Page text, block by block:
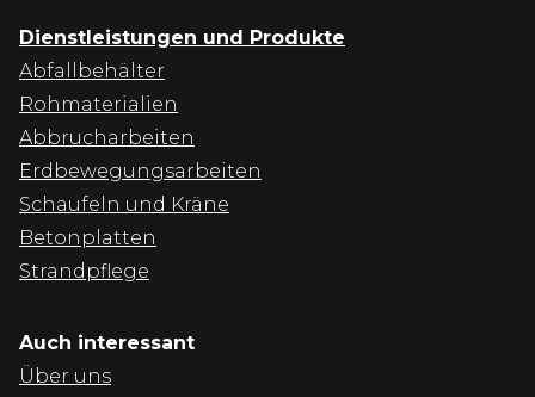
Dienstleistungen und Produkte
Abfallbehälter
Rohmaterialien
Abbrucharbeiten
Erdbewegungsarbeiten
Schaufeln und Kräne
Betonplatten
Strandpflege
Auch interessant
Über uns